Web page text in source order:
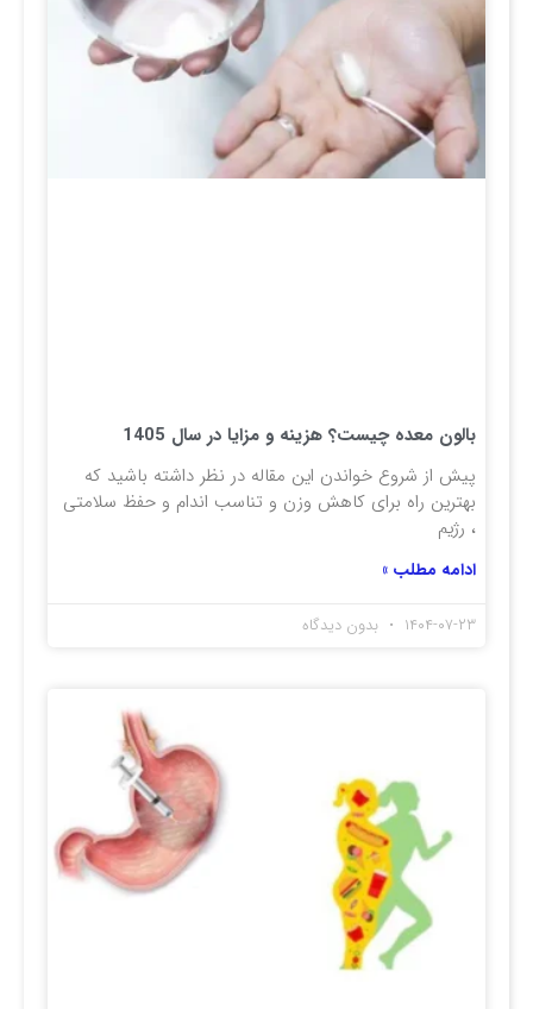
بالون معده چیست؟ هزینه و مزایا در سال 1405
پیش از شروع خواندن این مقاله در نظر داشته باشید که
بهترین راه برای کاهش وزن و تناسب اندام و حفظ سلامتی
، رژیم
ادامه مطلب »
۱۴۰۴-۰۷-۲۳ بدون دیدگاه